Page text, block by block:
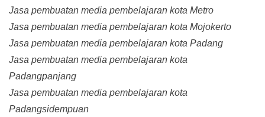
Jasa pembuatan media pembelajaran kota Metro
Jasa pembuatan media pembelajaran kota Mojokerto
Jasa pembuatan media pembelajaran kota Padang
Jasa pembuatan media pembelajaran kota
Padangpanjang
Jasa pembuatan media pembelajaran kota
Padangsidempuan